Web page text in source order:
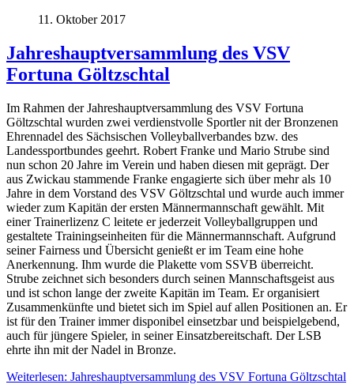
11. Oktober 2017
Jahreshauptversammlung des VSV
Fortuna Göltzschtal
Im Rahmen der Jahreshauptversammlung des VSV Fortuna
Göltzschtal wurden zwei verdienstvolle Sportler nit der Bronzenen
Ehrennadel des Sächsischen Volleyballverbandes bzw. des
Landessportbundes geehrt. Robert Franke und Mario Strube sind
nun schon 20 Jahre im Verein und haben diesen mit geprägt. Der
aus Zwickau stammende Franke engagierte sich über mehr als 10
Jahre in dem Vorstand des VSV Göltzschtal und wurde auch immer
wieder zum Kapitän der ersten Männermannschaft gewählt. Mit
einer Trainerlizenz C leitete er jederzeit Volleyballgruppen und
gestaltete Trainingseinheiten für die Männermannschaft. Aufgrund
seiner Fairness und Übersicht genießt er im Team eine hohe
Anerkennung. Ihm wurde die Plakette vom SSVB überreicht.
Strube zeichnet sich besonders durch seinen Mannschaftsgeist aus
und ist schon lange der zweite Kapitän im Team. Er organisiert
Zusammenkünfte und bietet sich im Spiel auf allen Positionen an. Er
ist für den Trainer immer disponibel einsetzbar und beispielgebend,
auch für jüngere Spieler, in seiner Einsatzbereitschaft. Der LSB
ehrte ihn mit der Nadel in Bronze.
Weiterlesen: Jahreshauptversammlung des VSV Fortuna Göltzschtal